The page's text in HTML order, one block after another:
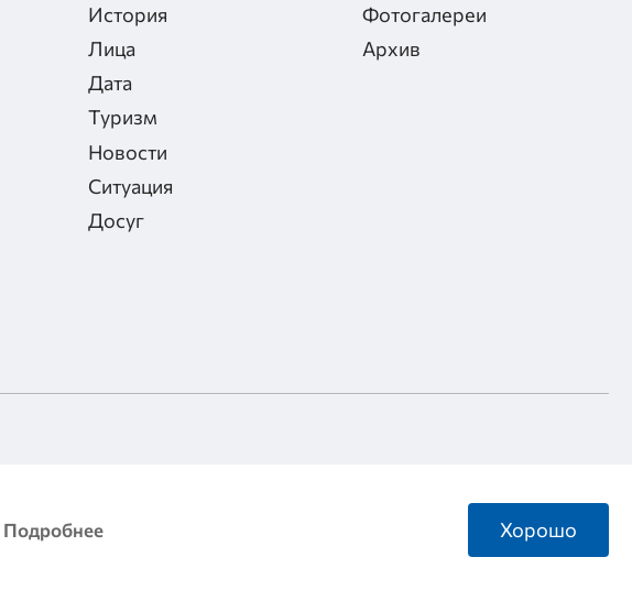
История
Лица
Дата
Туризм
Новости
Ситуация
Досуг
Фотогалереи
Архив
Подробнее Хорошо